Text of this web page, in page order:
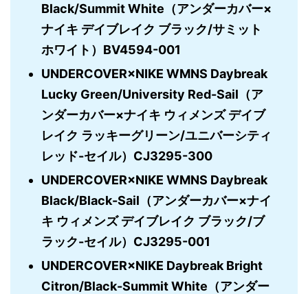
Black/Summit White（アンダーカバー×
ナイキ デイブレイク ブラック/サミット
ホワイト）BV4594-001
UNDERCOVER×NIKE WMNS Daybreak
Lucky Green/University Red-Sail（ア
ンダーカバー×ナイキ ウィメンズ デイブ
レイク ラッキーグリーン/ユニバーシティ
レッド-セイル）CJ3295-300
UNDERCOVER×NIKE WMNS Daybreak
Black/Black-Sail（アンダーカバー×ナイ
キ ウィメンズ デイブレイク ブラック/ブ
ラック-セイル）CJ3295-001
UNDERCOVER×NIKE Daybreak Bright
Citron/Black-Summit White（アンダー